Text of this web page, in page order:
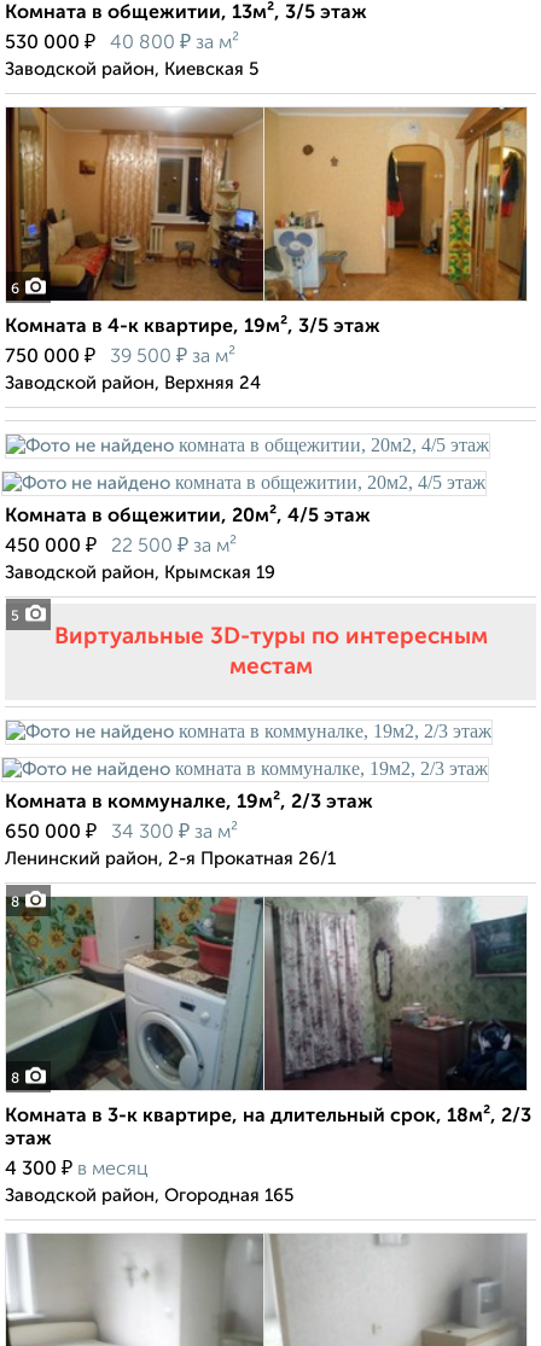
Комната в общежитии, 13м², 3/5 этаж
530 000 ₽ 40 800 ₽ за м²
Заводской район, Киевская 5
6
Комната в 4-к квартире, 19м², 3/5 этаж
750 000 ₽ 39 500 ₽ за м²
Заводской район, Верхняя 24
5
Комната в общежитии, 20м², 4/5 этаж
450 000 ₽ 22 500 ₽ за м²
Заводской район, Крымская 19
Виртуальные 3D-туры по интересным
местам
8
Комната в коммуналке, 19м², 2/3 этаж
650 000 ₽ 34 300 ₽ за м²
Ленинский район, 2-я Прокатная 26/1
8
Комната в 3-к квартире, на длительный срок, 18м², 2/3
этаж
4 300 ₽ в месяц
Заводской район, Огородная 165